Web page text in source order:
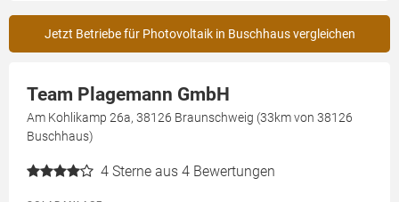
Jetzt Betriebe für Photovoltaik in Buschhaus vergleichen
Team Plagemann GmbH
Am Kohlikamp 26a, 38126 Braunschweig (33km von 38126
Buschhaus)
4 Sterne aus 4 Bewertungen